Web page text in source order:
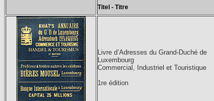
Titel - Titre
Livre d’Adresses du Grand-Duché de
Luxembourg
Commercial, Industriel et Touristique
1re édition